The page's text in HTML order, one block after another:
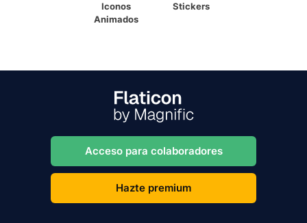
Iconos
Animados
Stickers
Acceso para colaboradores
Hazte premium